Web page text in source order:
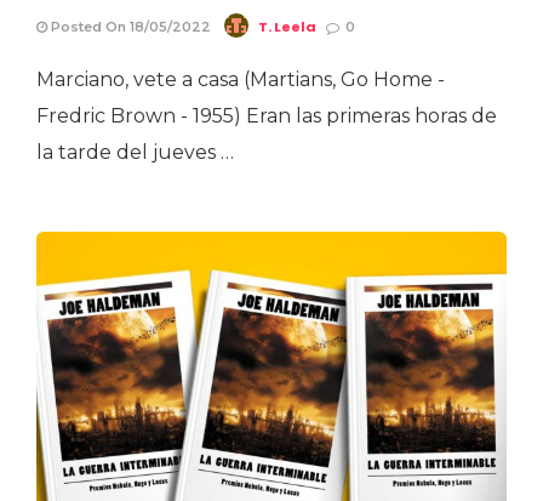
Posted On 18/05/2022 T. Leela 0
Marciano, vete a casa (Martians, Go Home -
Fredric Brown - 1955) Eran las primeras horas de
la tarde del jueves …